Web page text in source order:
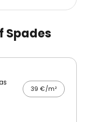
Spades
39 €/m²